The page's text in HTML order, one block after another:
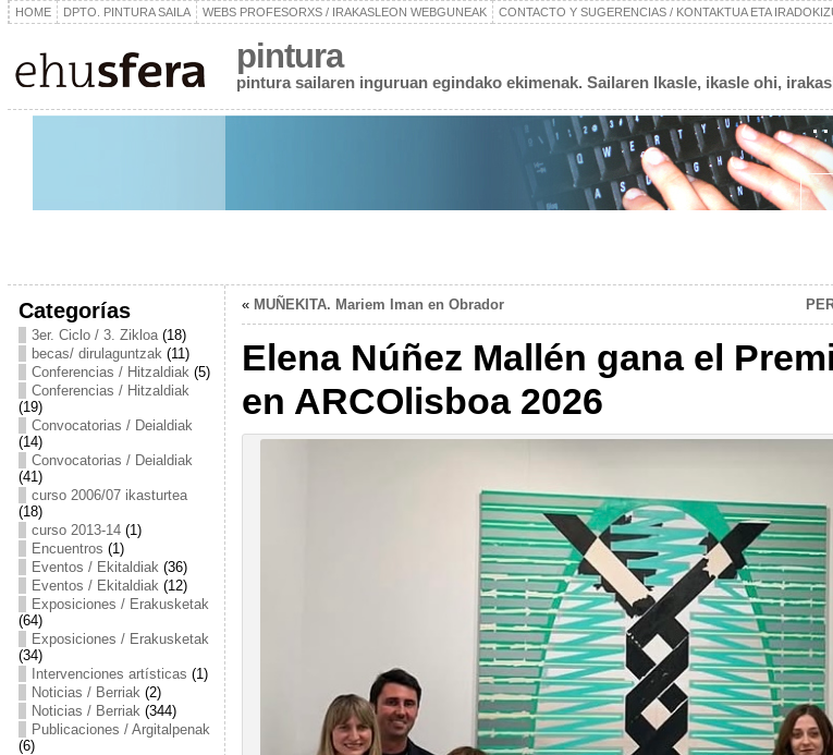
HOME DPTO. PINTURA SAILA WEBS PROFESORXS / IRAKASLEON WEBGUNEAK CONTACTO Y SUGERENCIAS / KONTAKTUA ETA
pintura
pintura sailaren inguruan egindako ekimenak. Sailaren Ikasle, ikasle ohi,
Categorías
3er. Ciclo / 3. Zikloa(18)
becas/ dirulaguntzak(11)
Conferencias / Hitzaldiak(5)
Conferencias / Hitzaldiak
(19)
Convocatorias / Deialdiak
(14)
Convocatorias / Deialdiak
(41)
curso 2006/07 ikasturtea
(18)
curso 2013-14(1)
Encuentros (1)
Eventos / Ekitaldiak(36)
Eventos / Ekitaldiak(12)
Exposiciones / Erakusketak
(64)
Exposiciones / Erakusketak
(34)
Intervenciones artísticas (1)
Noticias / Berriak(2)
Noticias / Berriak(344)
Publicaciones / Argitalpenak
(6)
« MUÑEKITA. Mariem Iman en Obrador
Elena Núñez Mallén gana el
en ARCOlisboa 2026